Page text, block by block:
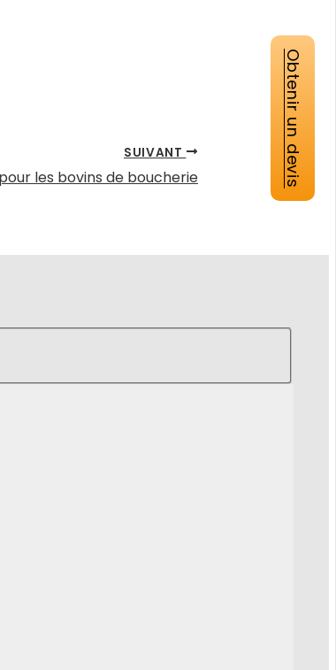
SUIVANT
les bovins de boucherie Obtenir un devis